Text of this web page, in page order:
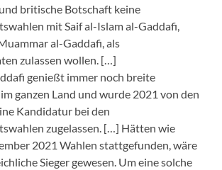
britische Botschaft keine
mit Saif al-Islam al-Gaddafi,
al-Gaddafi, als
zulassen wollen. […]
genießt immer noch breite
ganzen Land und wurde 2021 von den
Kandidatur bei den
zugelassen. […] Hätten wie
2021 Wahlen stattgefunden, wäre
Sieger gewesen. Um eine solche